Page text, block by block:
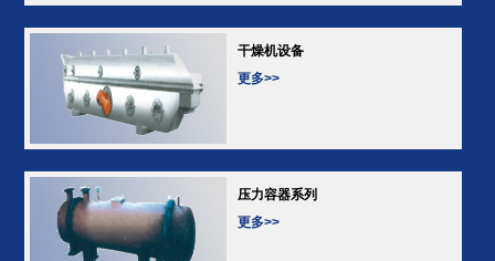
干燥机设备
更多>>
压力容器系列
更多>>